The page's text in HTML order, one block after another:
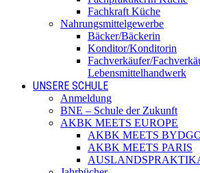
Fachkraft Küche
Nahrungsmittelgewerbe
Bäcker/Bäckerin
Konditor/Konditorin
Fachverkäufer/
Lebensmittelhandwerk
UNSERE SCHULE
Anmeldung
BNE – Schule der Zukunft
AKBK MEETS EUROPE
AKBK MEETS
AKBK MEETS PARIS